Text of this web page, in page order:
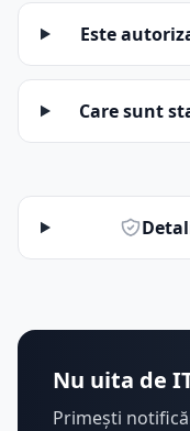
Este
Care sunt
Nu uita de
Primești